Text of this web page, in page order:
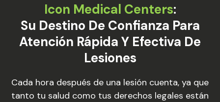
Icon Medical Centers:
Su Destino De Confianza Para
Atención Rápida Y Efectiva De
Lesiones
Cada hora después de una lesión cuenta, ya que
tanto tu salud como tus derechos legales están